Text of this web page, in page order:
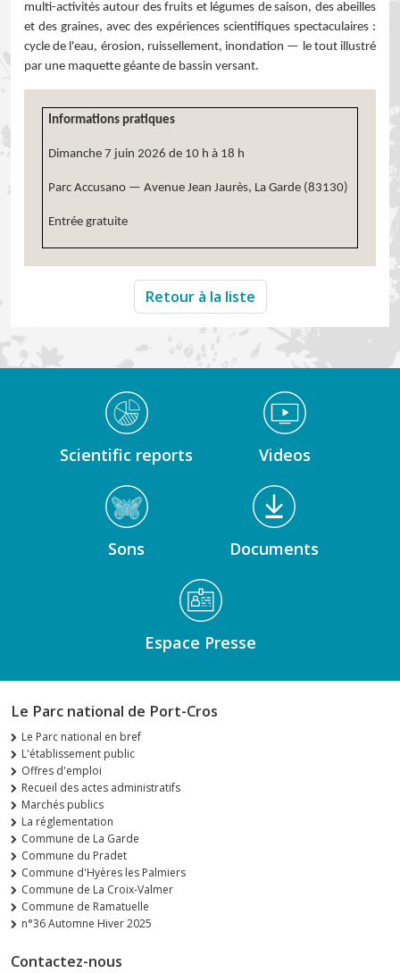
multi-activités autour des fruits et légumes de saison, des abeilles
et des graines, avec des expériences scientifiques spectaculaires :
cycle de l'eau, érosion, ruissellement, inondation — le tout illustré
par une maquette géante de bassin versant.
Informations pratiques
Dimanche 7 juin 2026 de 10 h à 18 h
Parc Accusano — Avenue Jean Jaurès, La Garde (83130)
Entrée gratuite
Retour à la liste
Médiathèque Footer
Scientific reports Videos
Sons Documents
Espace Presse
Le Parc national de Port-Cros
Le Parc national en bref
L'établissement public
Offres d'emploi
Recueil des actes administratifs
Marchés publics
La réglementation
Commune de La Garde
Commune du Pradet
Commune d'Hyères les Palmiers
Commune de La Croix-Valmer
Commune de Ramatuelle
n°36 Automne Hiver 2025
Contactez-nous